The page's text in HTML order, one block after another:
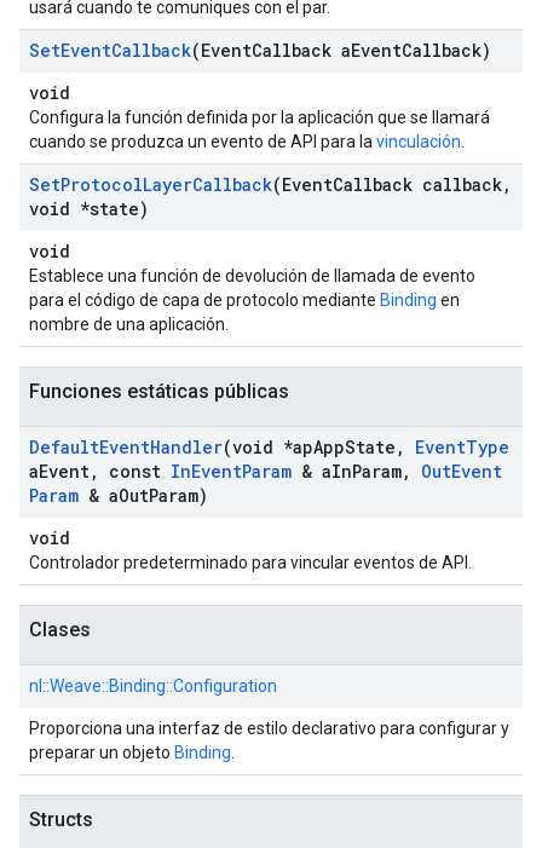
usará cuando te comuniques con el par.
SetEventCallback(EventCallback aEventCallback)
void
Configura la función definida por la aplicación que se llamará
cuando se produzca un evento de API para la vinculación
SetProtocolLayerCallback(EventCallback callback,
void *state)
void
Establece una función de devolución de llamada de evento
para el código de capa de protocolo mediante Binding en
nombre de una aplicación.
Funciones estáticas públicas
DefaultEventHandler(void *apAppState , EventType
aEvent, const InEventParam & aInParam, OutEvent
Param & aOutParam)
void
Controlador predeterminado para vincular eventos de API.
Clases
nl::Weave::Binding::Configuration
Proporciona una interfaz de estilo declarativo para configurar y
preparar un objeto Binding
Structs